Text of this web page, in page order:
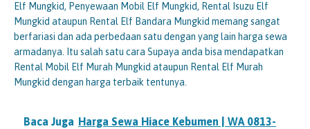
Elf Mungkid, Penyewaan Mobil Elf Mungkid, Rental Isuzu Elf
Mungkid ataupun Rental Elf Bandara Mungkid memang sangat
berfariasi dan ada perbedaan satu dengan yang lain harga sewa
armadanya. Itu salah satu cara Supaya anda bisa mendapatkan
Rental Mobil Elf Murah Mungkid ataupun Rental Elf Murah
Mungkid dengan harga terbaik tentunya.
Baca Juga Harga Sewa Hiace Kebumen | WA 0813-